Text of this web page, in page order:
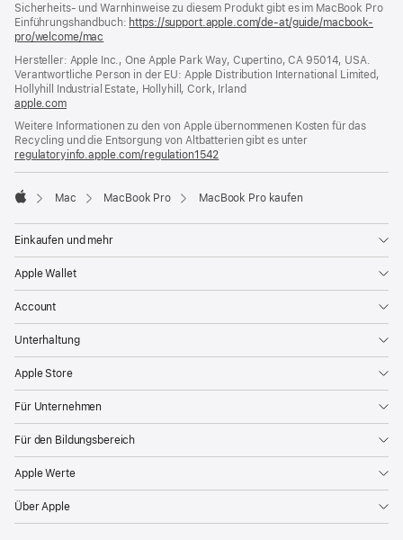
Sicherheits- und Warnhinweise zu diesem Produkt gibt es im MacBook Pro
Einführungshandbuch: https://support.apple.com/de-at/guide/macbook-
pro/welcome/mac
neues
Fenster)
Hersteller: Apple Inc., One Apple Park Way, Cupertino, CA 95014, USA.
Verantwortliche Person in der EU: Apple Distribution International Limited,
Hollyhill Industrial Estate, Hollyhill, Cork, Irland
apple.com(öffnet
neues
Fenster)
Weitere Informationen zu den von Apple übernommenen Kosten für das
Recycling und die Entsorgung von Altbatterien gibt es unter
regulatoryinfo.apple.com/regulation1542
ein
Fenster)
Mac MacBook Pro MacBook Pro kaufen
Einkaufen und mehr
Apple Wallet
Account
Unterhaltung
Apple Store
Für Unternehmen
Für den Bildungsbereich
Apple Werte
Über Apple